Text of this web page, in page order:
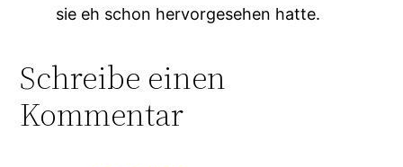
sie eh schon hervorgesehen hatte.
Schreibe einen
Kommentar